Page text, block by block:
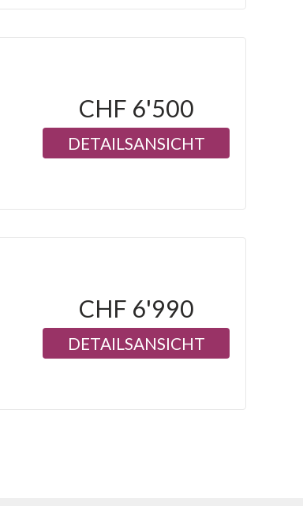
CHF 6'500
DETAILSANSICHT
CHF 6'990
DETAILSANSICHT